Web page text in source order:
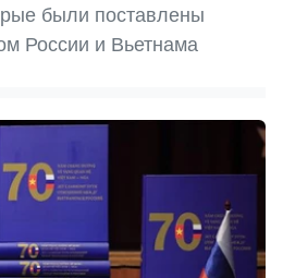
были поставлены
России и Вьетнама